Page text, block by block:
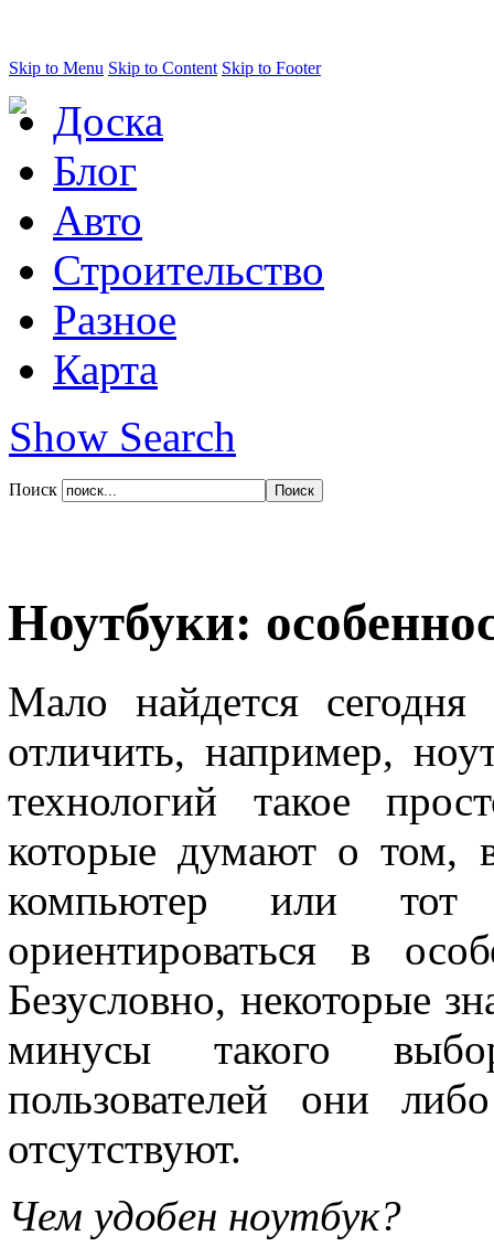
Skip to Menu Skip to Content Skip to Footer
Доска
Блог
Авто
Строительство
Разное
Карта
Show Search
Поиск
Ноутбуки:
Мало найдется
отличить, например,
технологий такое
которые думают о том,
компьютер или тот
ориентироваться в
Безусловно, некоторые
минусы такого
пользователей они
отсутствуют.
Чем удобен ноутбук?